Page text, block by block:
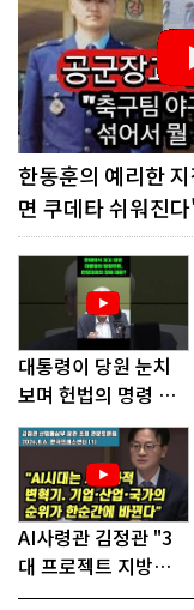
한동훈의 예리한
면 쿠데타 쉬워진
대통령이 당원 눈치
보며 헌법의 명령 거
부, 발목 잡혔다!
AI사령관 김정관 "3
대 프로젝트 지방투
자는 국가생존을 건